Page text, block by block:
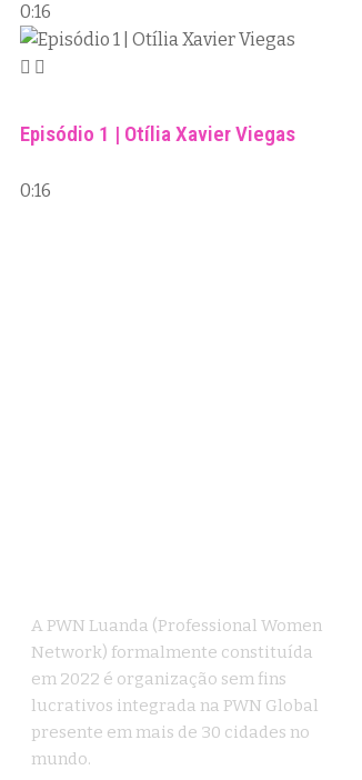
0:16
Episódio 1 | Otília Xavier Viegas
0:16
A PWN Luanda (Professional Women
Network) formalmente constituída
em 2022 é organização sem fins
lucrativos integrada na PWN Global
presente em mais de 30 cidades no
mundo.